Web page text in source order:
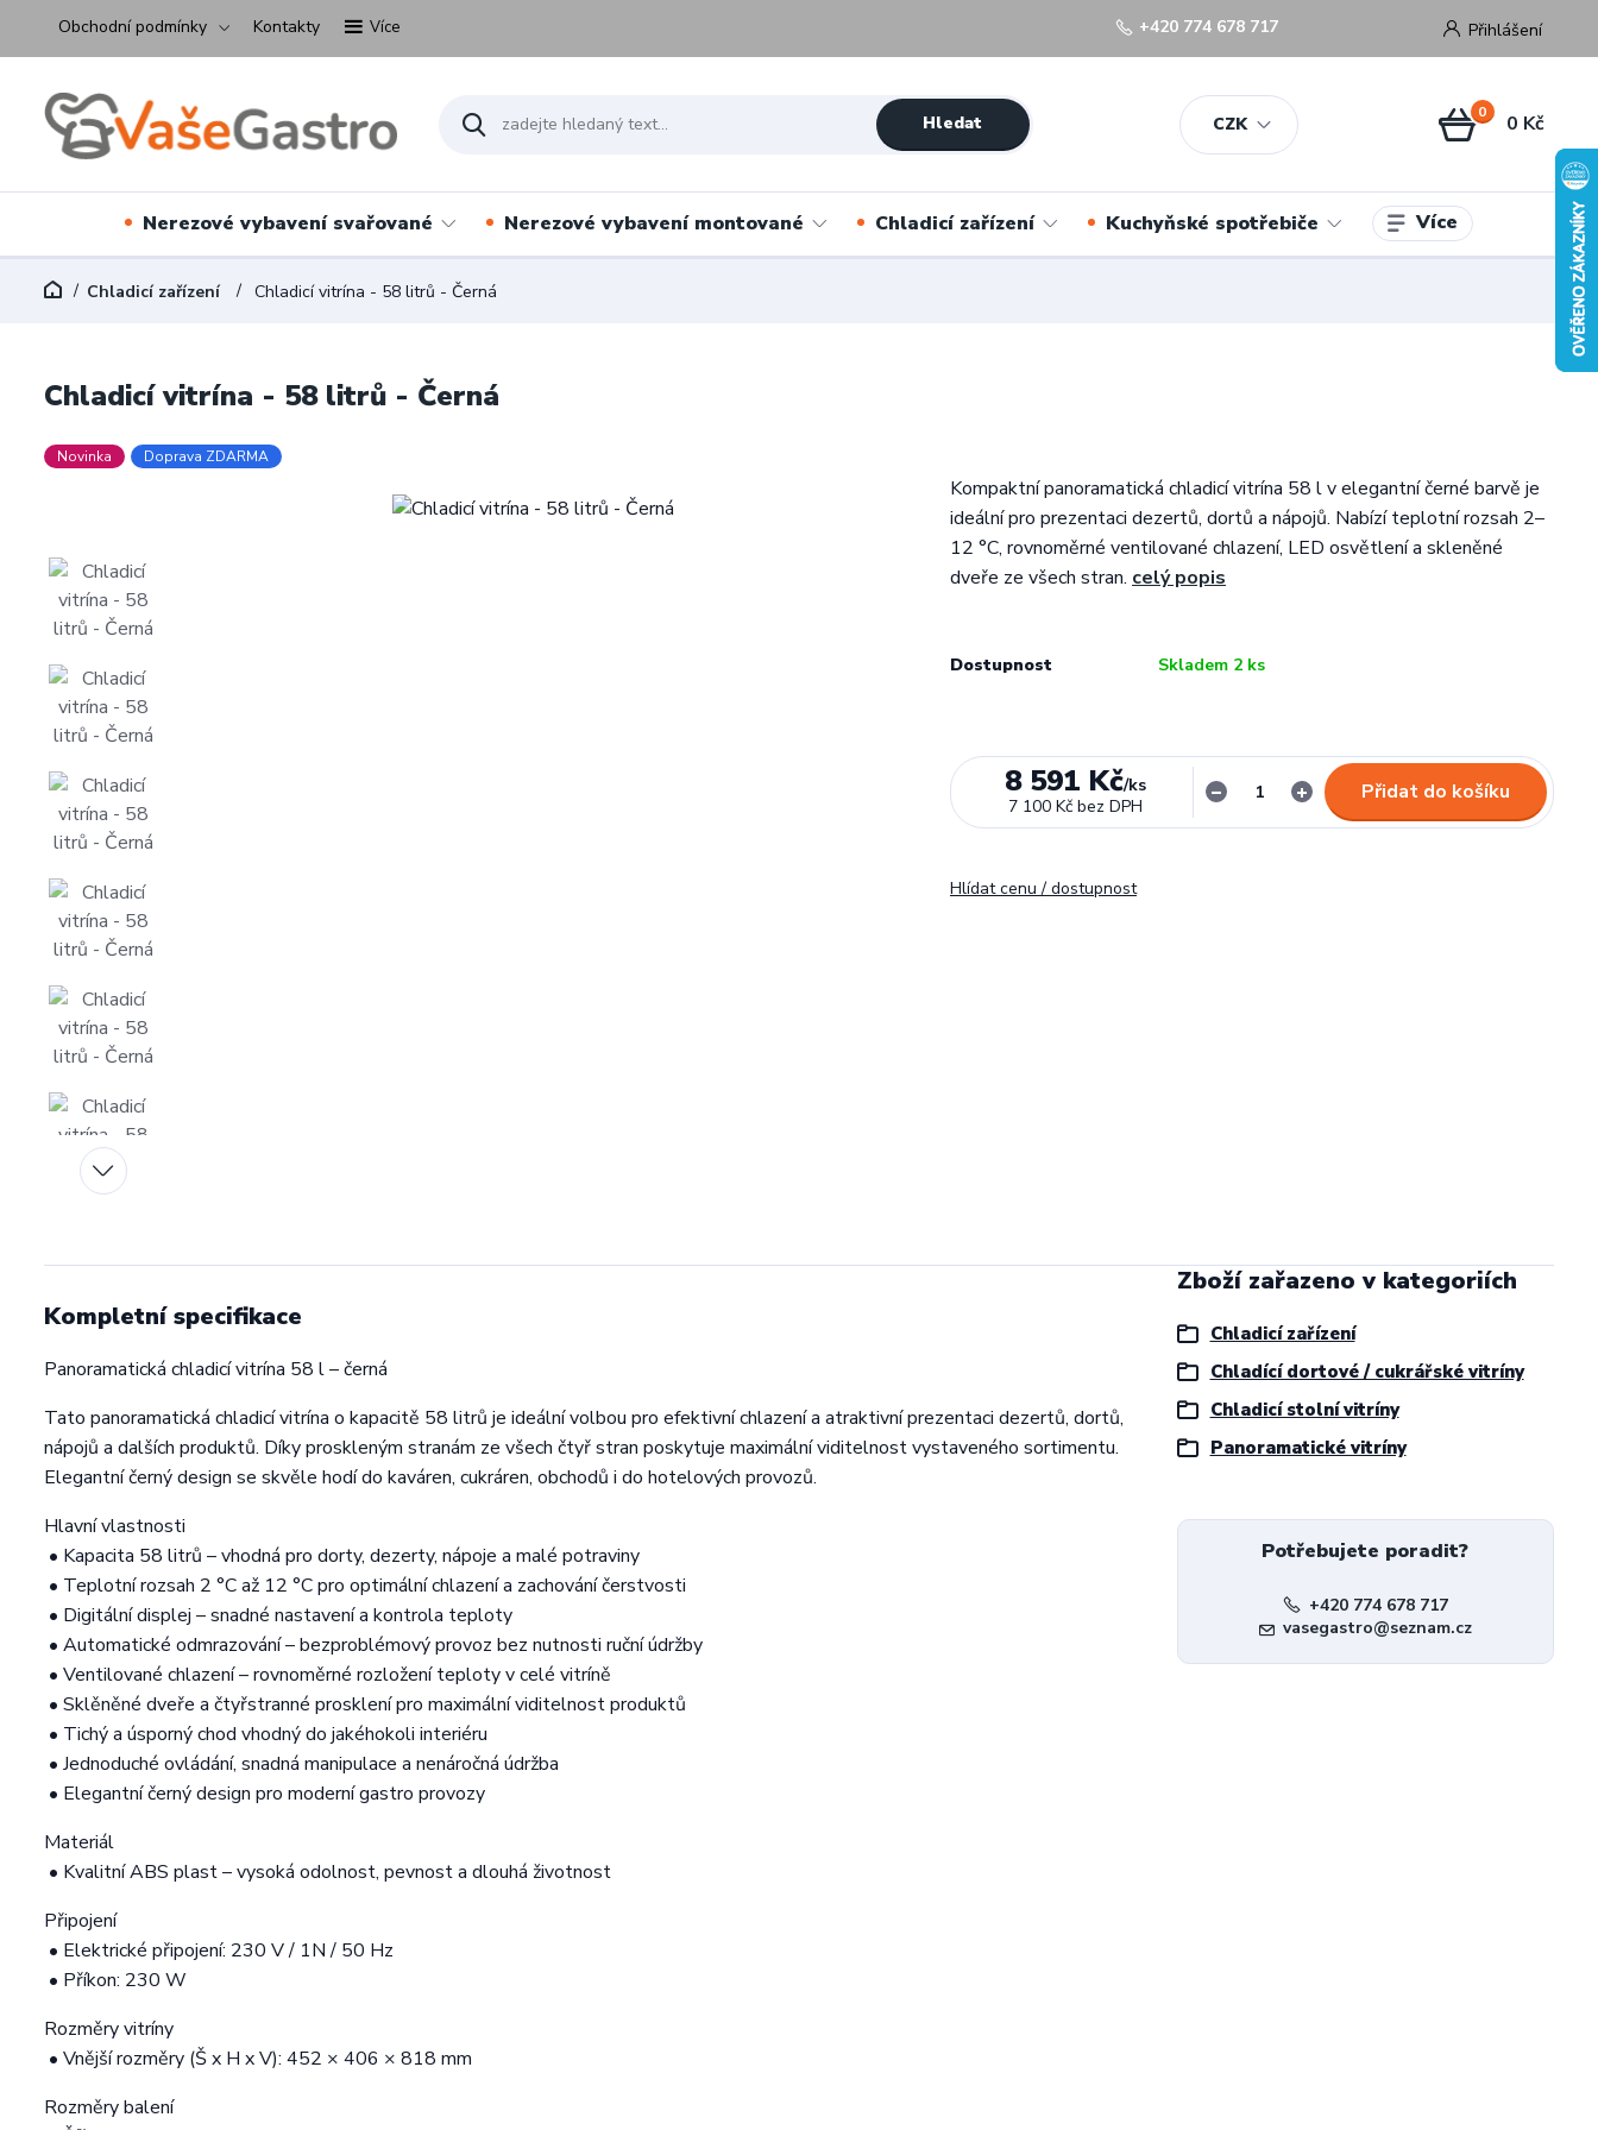
Obchodní podmínky Kontakty Více
CZK
Přihlášení
Hledat
+420 774 678 717
0 0 Kč
Nerezové vybavení svařované Nerezové vybavení montované Chladicí zařízení Kuchyňské spotřebiče Více
Chladicí zařízení Chladicí vitrína - 58 litrů - Černá
Chladicí vitrína - 58 litrů - Černá
Novinka Doprava ZDARMA
Kompaktní panoramatická chladicí vitrína 58 l v elegantní černé barvě je
ideální pro prezentaci dezertů, dortů a nápojů. Nabízí teplotní rozsah 2–
12 °C, rovnoměrné ventilované chlazení, LED osvětlení a skleněné
dveře ze všech stran. celý popis
Dostupnost Skladem 2 ks
8 591 Kč/ks
7 100 Kč bez DPH
Přidat do košíku
Hlídat cenu / dostupnost
Kompletní specifikace
Panoramatická chladicí vitrína 58 l – černá
Tato panoramatická chladicí vitrína o kapacitě 58 litrů je ideální volbou pro efektivní chlazení a atraktivní prezentaci dezertů, dortů,
nápojů a dalších produktů. Díky proskleným stranám ze všech čtyř stran poskytuje maximální viditelnost vystaveného sortimentu.
Elegantní černý design se skvěle hodí do kaváren, cukráren, obchodů i do hotelových provozů.
Hlavní vlastnosti
• Kapacita 58 litrů – vhodná pro dorty, dezerty, nápoje a malé potraviny
• Teplotní rozsah 2 °C až 12 °C pro optimální chlazení a zachování čerstvosti
• Digitální displej – snadné nastavení a kontrola teploty
• Automatické odmrazování – bezproblémový provoz bez nutnosti ruční údržby
• Ventilované chlazení – rovnoměrné rozložení teploty v celé vitríně
• Sklěněné dveře a čtyřstranné prosklení pro maximální viditelnost produktů
• Tichý a úsporný chod vhodný do jakéhokoli interiéru
• Jednoduché ovládání, snadná manipulace a nenáročná údržba
• Elegantní černý design pro moderní gastro provozy
Materiál
• Kvalitní ABS plast – vysoká odolnost, pevnost a dlouhá životnost
Připojení
• Elektrické připojení: 230 V / 1N / 50 Hz
• Příkon: 230 W
Rozměry vitríny
• Vnější rozměry (Š x H x V): 452 × 406 × 818 mm
Rozměry balení
Zboží zařazeno v kategoriích
Chladicí zařízení
Chladící dortové / cukrářské vitríny
Chladicí stolní vitríny
Panoramatické vitríny
Potřebujete poradit?
+420 774 678 717
vasegastro@seznam.cz